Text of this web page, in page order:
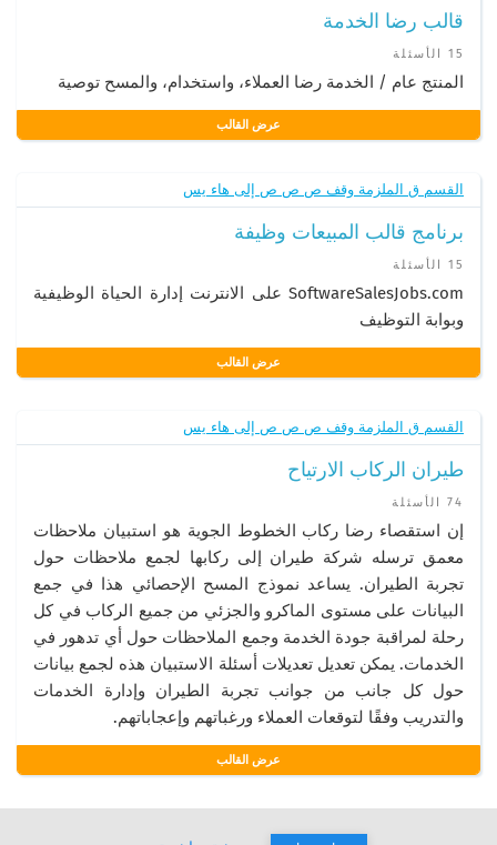
قالب رضا الخدمة
15 الأسئلة
المنتج عام / الخدمة رضا العملاء، واستخدام، والمسح توصية
عرض القالب
القسم ق الملزمة وقف ص ص ص إلى هاء يس
برنامج قالب المبيعات وظيفة
15 الأسئلة
SoftwareSalesJobs.com على الانترنت إدارة الحياة الوظيفية
وبوابة التوظيف
عرض القالب
القسم ق الملزمة وقف ص ص ص إلى هاء يس
طيران الركاب الارتياح
74 الأسئلة
إن استقصاء رضا ركاب الخطوط الجوية هو استبيان ملاحظات
معمق ترسله شركة طيران إلى ركابها لجمع ملاحظات حول
تجربة الطيران. يساعد نموذج المسح الإحصائي هذا في جمع
البيانات على مستوى الماكرو والجزئي من جميع الركاب في كل
رحلة لمراقبة جودة الخدمة وجمع الملاحظات حول أي تدهور في
الخدمات. يمكن تعديل تعديلات أسئلة الاستبيان هذه لجمع بيانات
حول كل جانب من جوانب تجربة الطيران وإدارة الخدمات
والتدريب وفقًا لتوقعات العملاء ورغباتهم وإعجاباتهم.
عرض القالب